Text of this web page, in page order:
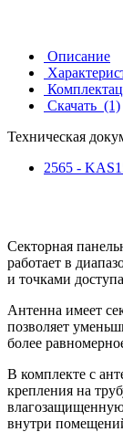
Описание
Скачать (1)
Техническая
2565 -
Секторная
работает в
и точками
Антенна имеет
позволяет
более
В комплекте с
крепления на
внутри